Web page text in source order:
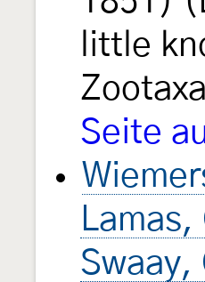
little
Zootaxa
Seite